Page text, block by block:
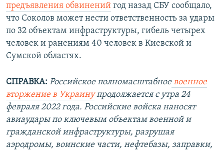
предъявления обвинений год назад СБУ сообщало,
что Соколов может нести ответственность за удары
по 32 объектам инфраструктуры, гибель четырех
человек и ранениям 40 человек в Киевской и
Сумской областях.
СПРАВКА: Российское полномасштабноевоенное
вторжение в Украинупродолжается с утра 24
февраля 2022 года. Российские войска наносят
авиаудары по ключевым объектам военной и
гражданской инфраструктуры, разрушая
аэродромы, воинские части, нефтебазы, заправки,